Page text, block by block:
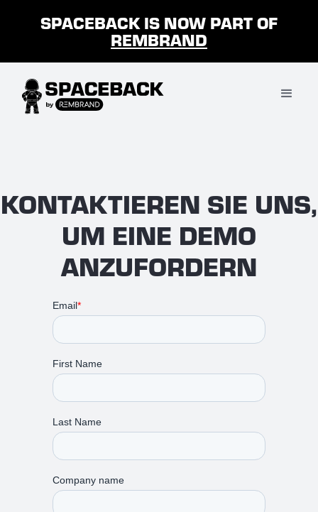
SPACEBACK IS NOW PART OF
REMBRAND
KONTAKTIEREN SIE UNS,
UM EINE DEMO
ANZUFORDERN